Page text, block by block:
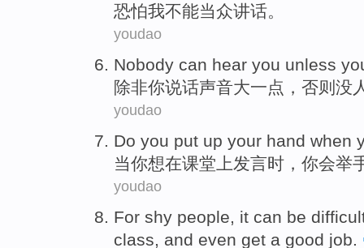
恐怕我不能当众讲话。
youdao
Nobody can hear you unless
除非你说话声音大一点，否则没
youdao
Do you put up your hand when
当你想在课堂上发言时，你会举
youdao
For shy people, it can be
class, and even get a good job.